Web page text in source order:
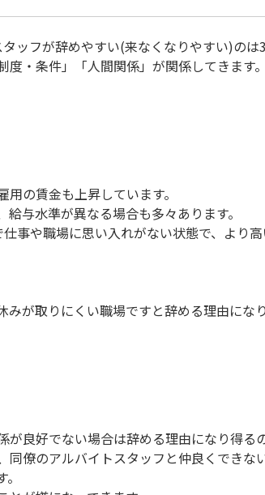
ッフが辞めやすい(来なくなりやすい)のは
・条件」「人間関係」が関係してきます。
の賃金も上昇しています。
与水準が異なる場合も多々あります。
仕事や職場に思い入れがない状態で、より
が取りにくい職場ですと辞める理由になり
が良好でない場合は辞める理由になり得る
同僚のアルバイトスタッフと仲良くでき